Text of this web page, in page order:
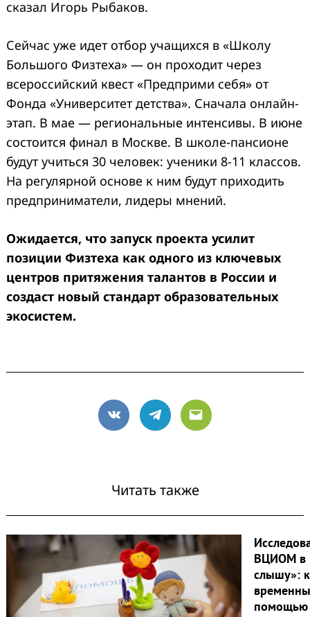
сказал Игорь Рыбаков.
Сейчас уже идет отбор учащихся в «Школу
Большого Физтеха» — он проходит через
всероссийский квест «Предприми себя» от
Фонда «Университет детства». Сначала онлайн-
этап. В мае — региональные интенсивы. В июне
состоится финал в Москве. В школе-пансионе
будут учиться 30 человек: ученики 8-11 классов.
На регулярной основе к ним будут приходить
предприниматели, лидеры мнений.
Ожидается, что запуск проекта усилит
позиции Физтеха как одного из ключевых
центров притяжения талантов в России и
создаст новый стандарт образовательных
экосистем.
VK Telegram
Email
Читать также
ВЦИОМ в
слышу»:
помощью